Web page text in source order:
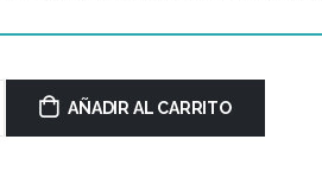
AÑADIR AL CARRITO